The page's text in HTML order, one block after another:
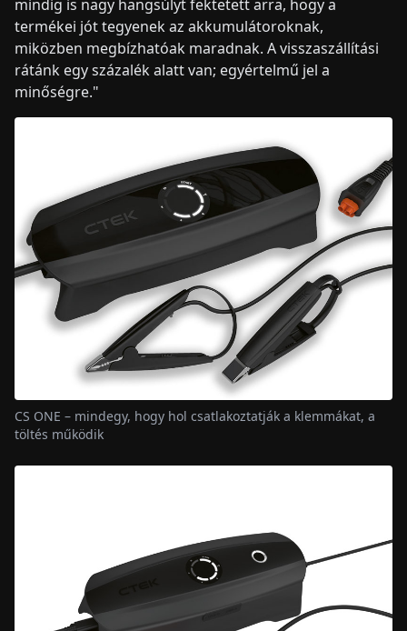
mindig is nagy hangsúlyt fektetett arra, hogy a
termékei jót tegyenek az akkumulátoroknak,
miközben megbízhatóak maradnak. A visszaszállítási
rátánk egy százalék alatt van; egyértelmű jel a
minőségre."
CS ONE – mindegy, hogy hol csatlakoztatják a klemmákat, a
töltés működik